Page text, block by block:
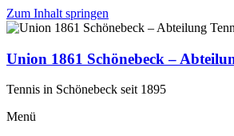
Zum Inhalt springen
Union 1861 Schönebeck –
Tennis in Schönebeck seit 1895
Menü